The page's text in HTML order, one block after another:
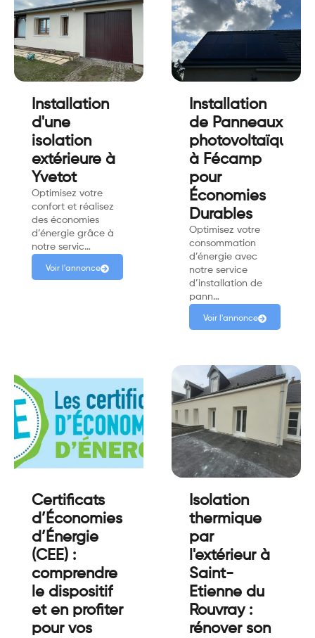
Installation
d'une
isolation
extérieure à
Yvetot
Optimisez votre
confort et réalisez
des économies
d’énergie grâce à
notre servic…
Voir l'annonce
Installation
de Panneaux
photovoltaïques
à Fécamp
pour
Économies
Durables
Optimisez votre
consommation
d’énergie avec
notre service
d’installation de
pann…
Voir l'annonce
Certificats
d’Économies
d’Énergie
(CEE) :
comprendre
le dispositif
et en profiter
pour vos
Isolation
thermique
par
l'extérieur à
Saint-
Etienne du
Rouvray :
rénover son